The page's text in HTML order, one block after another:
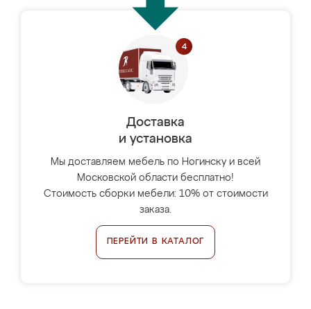
Доставка
и установка
Мы доставляем мебель по Ногинску и всей
Московской области бесплатно!
Стоимость сборки мебели: 10% от стоимости
заказа.
ПЕРЕЙТИ В КАТАЛОГ